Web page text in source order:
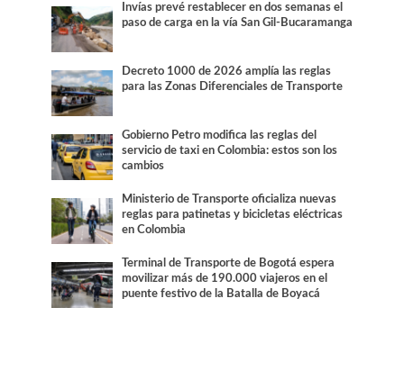
Invías prevé restablecer en dos semanas el
paso de carga en la vía San Gil-Bucaramanga
Decreto 1000 de 2026 amplía las reglas
para las Zonas Diferenciales de Transporte
Gobierno Petro modifica las reglas del
servicio de taxi en Colombia: estos son los
cambios
Ministerio de Transporte oficializa nuevas
reglas para patinetas y bicicletas eléctricas
en Colombia
Terminal de Transporte de Bogotá espera
movilizar más de 190.000 viajeros en el
puente festivo de la Batalla de Boyacá